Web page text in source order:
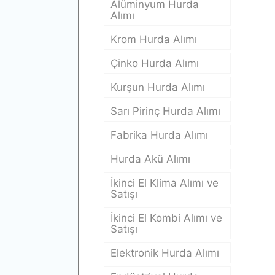
Alüminyum Hurda
Alımı
Krom Hurda Alımı
Çinko Hurda Alımı
Kurşun Hurda Alımı
Sarı Pirinç Hurda Alımı
Fabrika Hurda Alımı
Hurda Akü Alımı
İkinci El Klima Alımı ve
Satışı
İkinci El Kombi Alımı ve
Satışı
Elektronik Hurda Alımı